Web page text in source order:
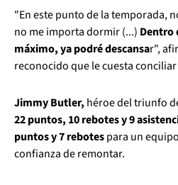
"En este punto de la temporada,
no me importa dormir (...) Dentro
máximo, ya podré descansar",
reconocido que le cuesta
Jimmy Butler, héroe del triunfo
22 puntos, 10 rebotes y 9
puntos y 7 rebotespara un
confianza de remontar.